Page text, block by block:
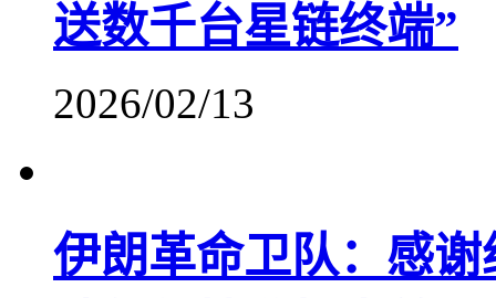
送数千台星链终端”
2026/02/13
伊朗革命卫队：感